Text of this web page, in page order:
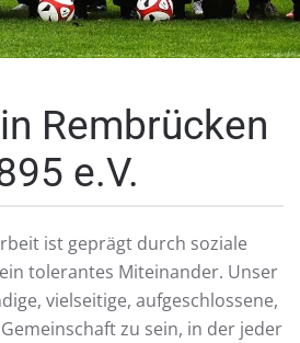
Rembrücken
e.V.
ist geprägt durch soziale
tolerantes Miteinander. Unser
vielseitige, aufgeschlossene,
zu sein, in der jeder